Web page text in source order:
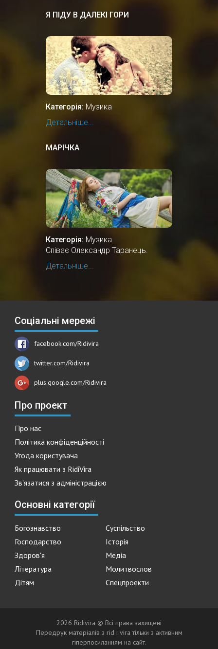
Я ПІДУ В ДАЛЕКІ ГОРИ
Категорія: Музика
Детальніше...
МАРІЧКА
Категорія: Музика
Співає Олександр Таранець.
Детальніше...
Соціальні мережі
facebook.com/Ridivira
twitter.com/Ridivira
plus.google.com/Ridivira
Про проект
Про нас
Політика конфіденційності
Угода користувача
Як працювати з RidiVira
Зв'язатися з адміністрацією
Основні категорії
Богознавство
Суспільство
Господарство
Історія
Здоров'я
Медіа
Література
Молитвослов
Дітям
Спецпроекти
2026 Ridivira © Всі права захищені
Передрук матеріалів з rid i vira тільки з активним
гіперпосиланням на сайт.